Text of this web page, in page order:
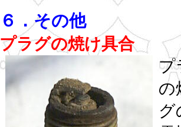
６．その他
プラグの焼け具合
プ
の
グ